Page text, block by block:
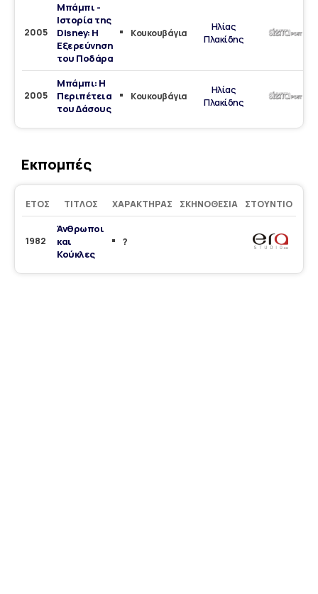
2005
Μπάμπι -
Ιστορία της
Disney: Η
Εξερεύνηση
του Ποδάρα
Κουκουβάγια
Ηλίας
Πλακίδης
2005
Μπάμπι: Η
Περιπέτεια
του Δάσους
Κουκουβάγια
Ηλίας
Πλακίδης
Εκπομπές
ΈΤΟΣ ΤΊΤΛΟΣ ΧΑΡΑΚΤΉΡΑΣ ΣΚΗΝΟΘΕΣΊΑ ΣΤΟΎΝΤΙΟ
1982
Άνθρωποι
και
Κούκλες
?